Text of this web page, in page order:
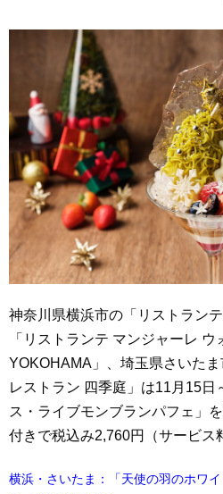
神奈川県横浜市の「リストラン
「リストランテ マンジャーレ ウ
YOKOHAMA」、埼玉県さいた
レストラン 四季庭」は11月15日
ス・ライブモンブランパフェ」
付きで税込み2,760円（サービス
横浜・さいたま：「天使の羽のホワ